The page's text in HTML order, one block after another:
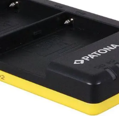
card memorie
ulanzi
godox